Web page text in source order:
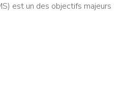
est un des objectifs majeurs